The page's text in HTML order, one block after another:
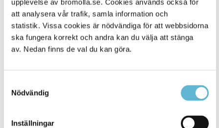
upplevelse av bromolla.se. Cookies används också för
att analysera vår trafik, samla information och
statistik. Vissa cookies är nödvändiga för att webbsidorna
ska fungera korrekt och andra kan du välja att stänga
av. Nedan finns de val du kan göra.
Nödvändig
Inställningar
KONTAKT